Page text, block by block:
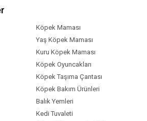
tasarım
Arabası ile patili dostlarınızı güvenle
tadını çıkarın! 🐾🛒
Köpek Maması
Yaş Köpek Maması
Kuru Köpek Maması
Köpek Oyuncakları
Köpek Taşıma Çantası
Köpek Bakım Ürünleri
Balık Yemleri
Kedi Tuvaleti